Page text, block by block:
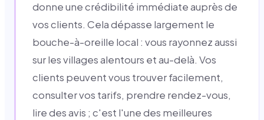
donne une crédibilité immédiate auprès de
vos clients. Cela dépasse largement le
bouche-à-oreille local : vous rayonnez aussi
sur les villages alentours et au-delà. Vos
clients peuvent vous trouver facilement,
consulter vos tarifs, prendre rendez-vous,
lire des avis ; c'est l'une des meilleures